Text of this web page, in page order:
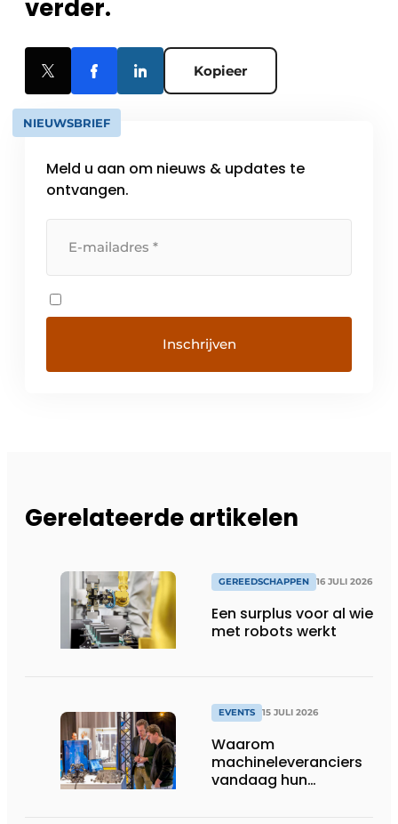
verder.
Kopieer
NIEUWSBRIEF
Meld u aan om nieuws & updates te
ontvangen.
Gerelateerde artikelen
GEREEDSCHAPPEN 16 JULI 2026
Een surplus voor al wie
met robots werkt
EVENTS 15 JULI 2026
Waarom
machineleveranciers
vandaag hun